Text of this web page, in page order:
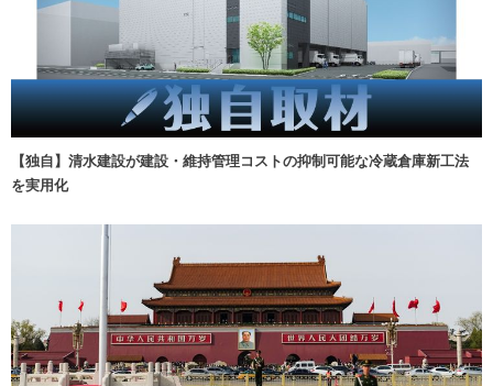
【独自】清水建設が建設・維持管理コストの抑制可能な冷蔵倉庫新工法
を実用化